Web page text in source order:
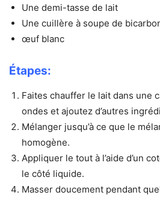
Une demi-tasse de lait
Une cuillère à soupe de
œuf blanc
Étapes:
Faites chauffer le lait dans une
ondes et ajoutez d’autres
Mélanger jusqu’à ce que le
homogène.
Appliquer le tout à l’aide d’un
le côté liquide.
Masser doucement pendant